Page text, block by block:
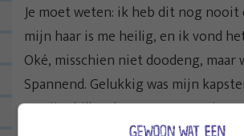
Je moet weten: ik heb dit nog nooit
mijn haar is me heilig, en ik vond
Oké, misschien niet doodeng, maar
Spannend. Gelukkig was mijn
onwijs chill en begreep ze precies